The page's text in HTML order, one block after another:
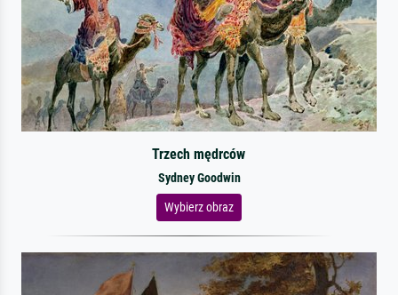
Trzech mędrców
Sydney Goodwin
Wybierz obraz